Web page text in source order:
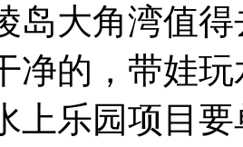
岛大角湾值
净的，带娃
上乐园项目